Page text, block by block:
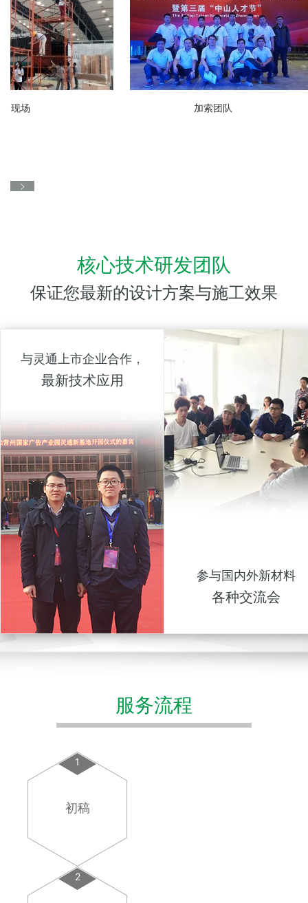
现场 加索团队
核心技术研发团队
保证您最新的设计方案与施工效果
与灵通上市企业合作，
最新技术应用
参与国内外新材料
各种交流会
服务流程
1
初稿
2